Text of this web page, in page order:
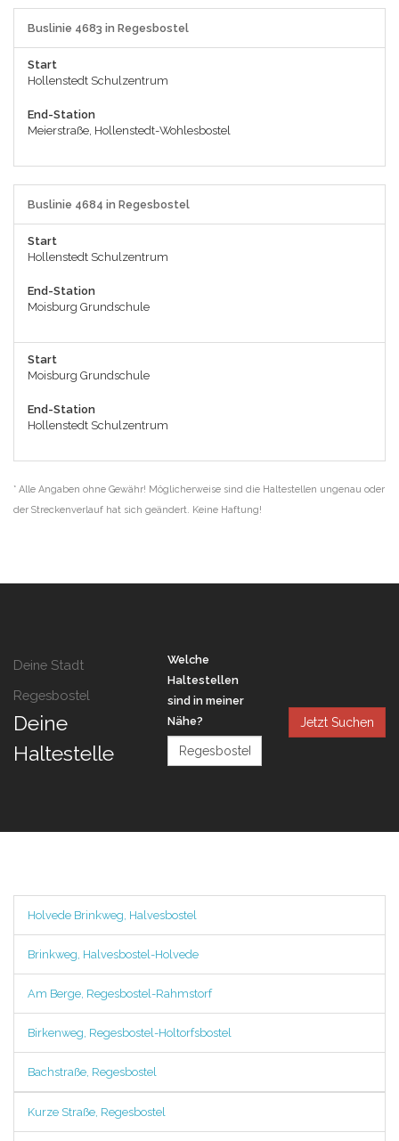
Buslinie 4683 in Regesbostel
Start
Hollenstedt Schulzentrum
End-Station
Meierstraße, Hollenstedt-Wohlesbostel
Buslinie 4684 in Regesbostel
Start
Hollenstedt Schulzentrum
End-Station
Moisburg Grundschule
Start
Moisburg Grundschule
End-Station
Hollenstedt Schulzentrum
* Alle Angaben ohne Gewähr! Möglicherweise sind die Haltestellen ungenau oder
der Streckenverlauf hat sich geändert. Keine Haftung!
Deine Stadt
Regesbostel
Deine
Haltestelle
Welche
Haltestellen
sind in meiner
Nähe?
Jetzt Suchen
Holvede Brinkweg, Halvesbostel
Brinkweg, Halvesbostel-Holvede
Am Berge, Regesbostel-Rahmstorf
Birkenweg, Regesbostel-Holtorfsbostel
Bachstraße, Regesbostel
Kurze Straße, Regesbostel